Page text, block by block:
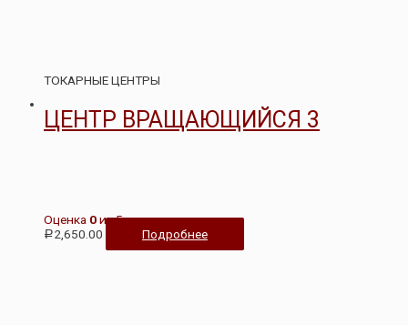
ТОКАРНЫЕ ЦЕНТРЫ
ЦЕНТР ВРАЩАЮЩИЙСЯ 3
Оценка 0из 5
Р 2,650.00 Подробнее